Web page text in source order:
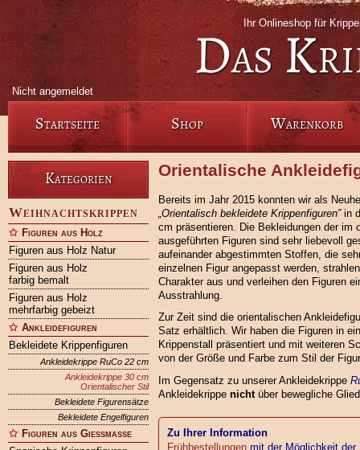
Ihr Onlineshop für
Das
Nicht angemeldet
Startseite Shop Warenkorb
Kategorien
Weihnachtskrippen
Figuren aus Holz
Figuren aus Holz Natur
Figuren aus Holz
farbig bemalt
Figuren aus Holz
mehrfarbig gebeizt
Ankleidefiguren
Bekleidete Krippenfiguren
Ankleidekrippe RuCo 22 cm
Ankleidekrippe 30 cm
Orientalischer Stil
Bekleidete Figurensätze
Bekleidete Engelfiguren
Figuren aus Gießmasse
Orientalische
Bereits im Jahr 2015 konnten wir als
„Orientalisch bekleidete Krippenfiguren”in
cm präsentieren. Die Bekleidungen der im
ausgeführten Figuren sind sehr liebevoll
aufeinander abgestimmten Stoffen, die
einzelnen Figur angepasst werden,
Charakter aus und verleihen den Figuren
Ausstrahlung.
Zur Zeit sind die orientalischen
Satz erhältlich. Wir haben die Figuren in
Krippenstall präsentiert und mit weiteren
von der Größe und Farbe zum Stil der
Im Gegensatz zu unserer Ankleidekrippe
Ankleidekrippe nichtüber bewegliche
Zu Ihrer Information
Frühbestellungen mit der Möglichkeit